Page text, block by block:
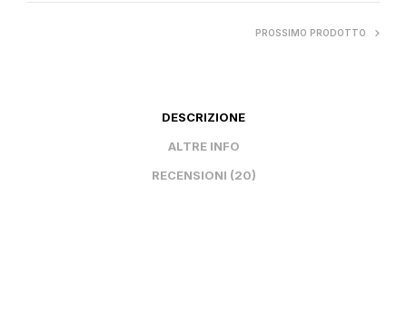
PROSSIMO PRODOTTO
DESCRIZIONE
ALTRE INFO
RECENSIONI (20)